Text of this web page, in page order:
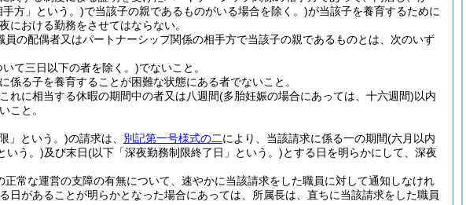
方」という。)で当該子の親であるものがいる場合を除く。)が当該子を養育するために
おける勤務をさせてはならない。
の配偶者又はパートナーシップ関係の相手方で当該子の親であるものとは、次のいず
て三日以下の者を除く。)でないこと。
る子を養育することが困難な状態にある者でないこと。
れに相当する休暇の期間中の者又は八週間(多胎妊娠の場合にあっては、十六週間)以内
こと。
」という。)の請求は、 別記第一号様式の二により、当該請求に係る一の期間(六月以内
いう。)及び末日(以下「深夜勤務制限終了日」という。)とする日を明らかにして、深夜
常な運営の支障の有無について、速やかに当該請求をした職員に対して通知しなけれ
日があることが明らかとなった場合にあっては、所属長は、直ちに当該請求をした職員